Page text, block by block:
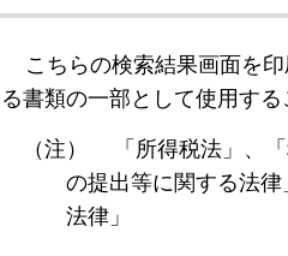
こちらの検索結果画面を
る書類の一部として使用する
（注）
「所得税法」、
の提出等に関する法
法律」